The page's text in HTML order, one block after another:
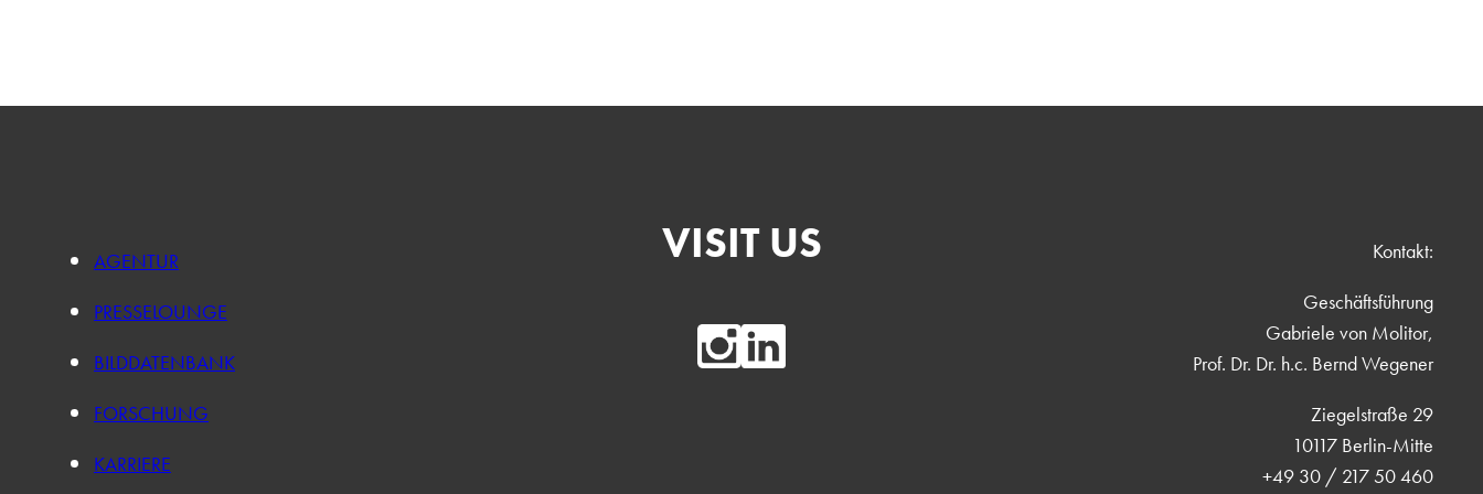
AGENTUR
PRESSELOUNGE
BILDDATENBANK
FORSCHUNG
KARRIERE
VISIT US
Kontakt:
Geschäftsführung
Gabriele von Molitor,
Prof. Dr. Dr. h.c. Bernd Wegener
Ziegelstraße 29
10117 Berlin-Mitte
+49 30 / 217 50 460